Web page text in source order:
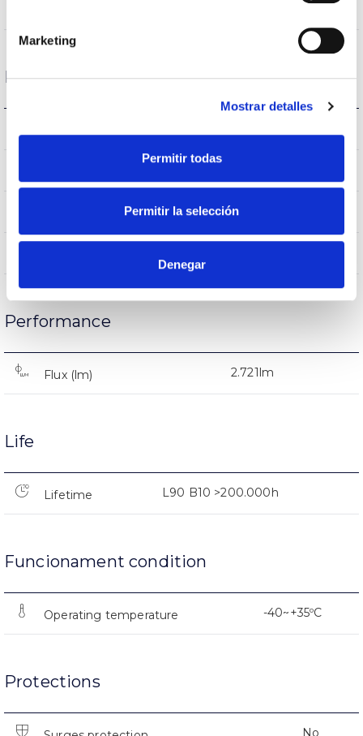
Marketing
Mostrar detalles
Permitir todas
Permitir la selección
Denegar
VA00L1M
Housing and Finish
Performance
Flux (lm) 2.721lm
Life
Lifetime L90 B10 >200.000h
Funcionament condition
Operating temperature -40~+35ºC
Protections
No